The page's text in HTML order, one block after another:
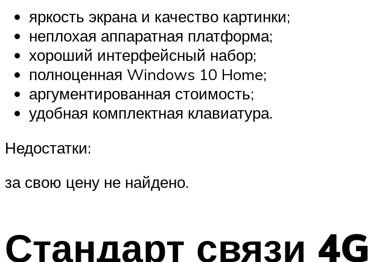
яркость экрана и качество картинки;
неплохая аппаратная платформа;
хороший интерфейсный набор;
полноценная Windows 10 Home;
аргументированная стоимость;
удобная комплектная клавиатура.
Недостатки:
за свою цену не найдено.
Стандарт связи 4G